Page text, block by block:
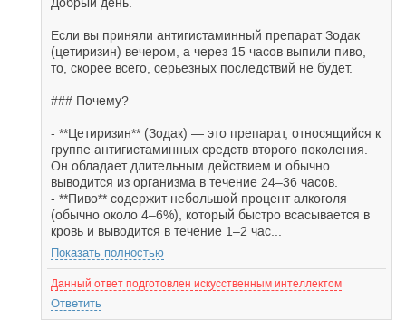
Если вы приняли антигистаминный препарат Зодак
(цетиризин) вечером, а через 15 часов выпили пиво,
то, скорее всего, серьезных последствий не будет.
### Почему?
- **Цетиризин** (Зодак) — это препарат, относящийся к
группе антигистаминных средств второго поколения.
Он обладает длительным действием и обычно
выводится из организма в течение 24–36 часов.
- **Пиво** содержит небольшой процент алкоголя
(обычно около 4–6%), который быстро всасывается в
кровь и выводится в течение 1–2 час...
Показать полностью
Данный ответ подготовлен искусственным интеллектом
Ответить